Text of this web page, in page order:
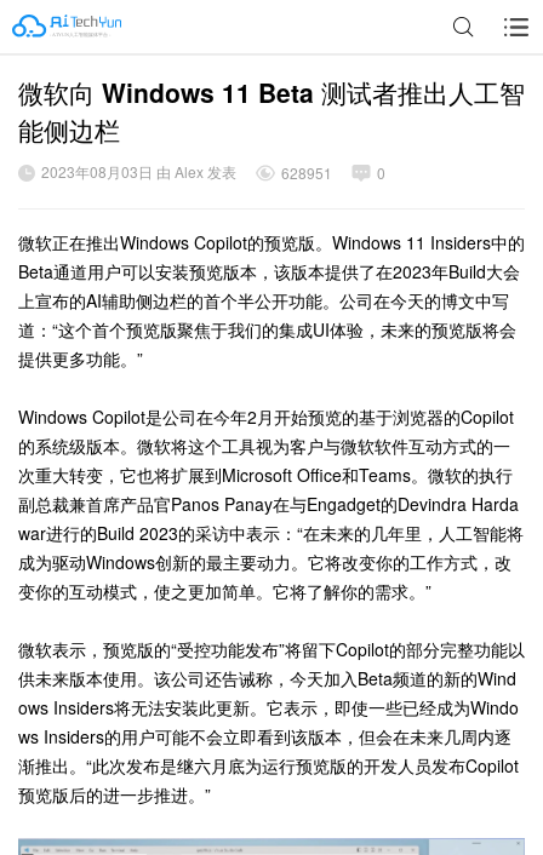
广告
微软向 Windows 11 Beta 测试者推出人工智
能侧边栏
2023年08月03日 由 Alex 发表 628951 0
微软正在推出Windows Copilot的预览版。Windows 11 Insiders中的
Beta通道用户可以安装预览版本，该版本提供了在2023年Build大会
上宣布的AI辅助侧边栏的首个半公开功能。公司在今天的博文中写
道：“这个首个预览版聚焦于我们的集成UI体验，未来的预览版将会
提供更多功能。”
Windows Copilot是公司在今年2月开始预览的基于浏览器的Copilot
的系统级版本。微软将这个工具视为客户与微软软件互动方式的一
次重大转变，它也将扩展到Microsoft Office和Teams。微软的执行
副总裁兼首席产品官Panos Panay在与Engadget的Devindra Harda
war进行的Build 2023的采访中表示：“在未来的几年里，人工智能将
成为驱动Windows创新的最主要动力。它将改变你的工作方式，改
变你的互动模式，使之更加简单。它将了解你的需求。”
微软表示，预览版的“受控功能发布”将留下Copilot的部分完整功能以
供未来版本使用。该公司还告诫称，今天加入Beta频道的新的Wind
ows Insiders将无法安装此更新。它表示，即使一些已经成为Windo
ws Insiders的用户可能不会立即看到该版本，但会在未来几周内逐
渐推出。“此次发布是继六月底为运行预览版的开发人员发布Copilot
预览版后的进一步推进。”